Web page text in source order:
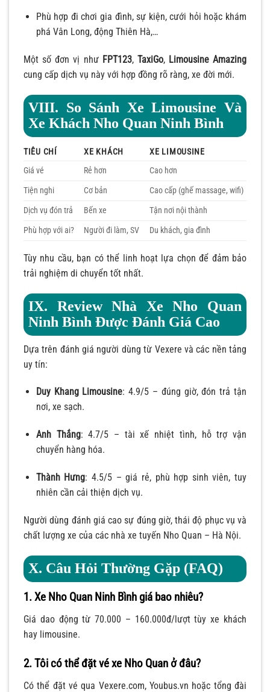
Phù hợp đi chơi gia đình, sự kiện, cưới hỏi hoặc khám
phá Vân Long, động Thiên Hà,…
Một số đơn vị như FPT123, TaxiGo, Limousine Amazing
cung cấp dịch vụ này với hợp đồng rõ ràng, xe đời mới.
VIII. So Sánh Xe Limousine Và
Xe Khách Nho Quan Ninh Bình
TIÊU CHÍ XE KHÁCH
XE LIMOUSINE
Giá vé
Rẻ hơn
Cao hơn
Tiện nghi
Cơ bản
Cao cấp (ghế massage, wifi)
Dịch vụ đón trả
Bến xe
Tận nơi nội thành
Phù hợp với ai?
Người đi làm, SV Du khách, gia đình
Tùy nhu cầu, bạn có thể linh hoạt lựa chọn để đảm bảo
trải nghiệm di chuyển tốt nhất.
IX. Review Nhà Xe Nho Quan
Ninh Bình Được Đánh Giá Cao
Dựa trên đánh giá người dùng từ Vexere và các nền tảng
uy tín:
Duy Khang Limousine: 4.9/5 – đúng giờ, đón trả tận
nơi, xe sạch.
Anh Thắng: 4.7/5 – tài xế nhiệt tình, hỗ trợ vận
chuyển hàng hóa.
Thành Hưng: 4.5/5 – giá rẻ, phù hợp sinh viên, tuy
nhiên cần cải thiện dịch vụ.
Người dùng đánh giá cao sự đúng giờ, thái độ phục vụ và
chất lượng xe của các nhà xe tuyến Nho Quan – Hà Nội.
X. Câu Hỏi Thường Gặp (FAQ)
1. Xe Nho Quan Ninh Bình giá bao nhiêu?
Giá dao động từ 70.000 – 160.000đ/lượt tùy xe khách
hay limousine.
2. Tôi có thể đặt vé xe Nho Quan ở đâu?
Có thể đặt vé qua Vexere.com, Youbus.vn hoặc tổng đài